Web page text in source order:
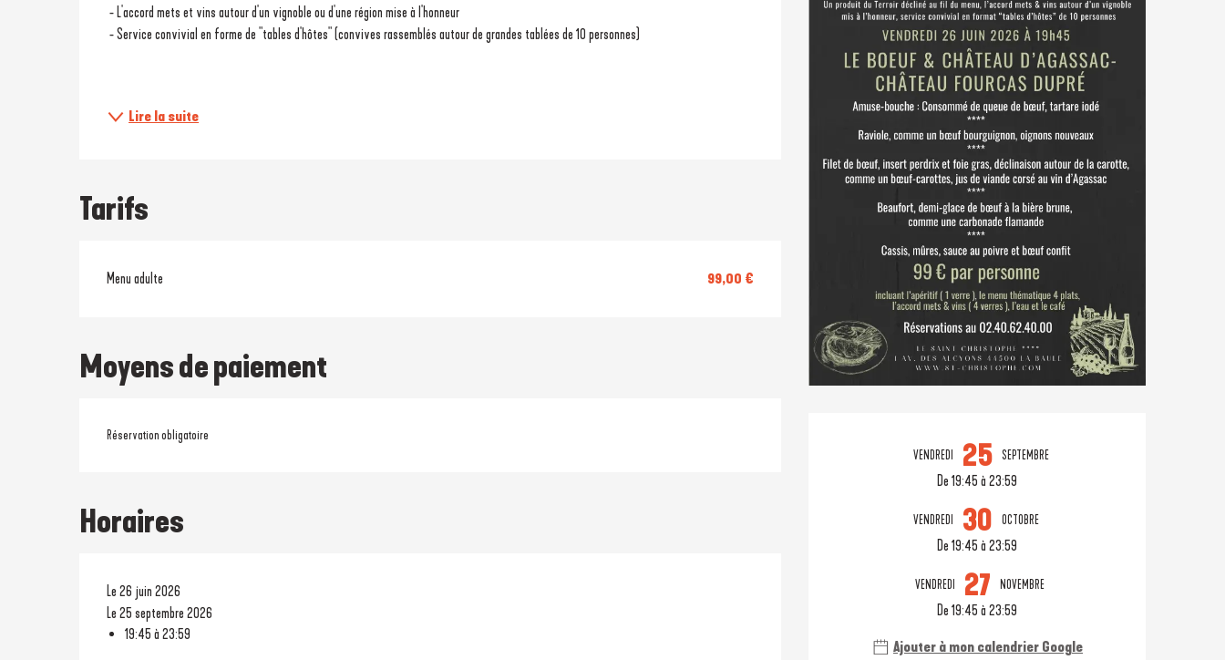
Ouverture et
VENDREDI 25 SEPTEMBRE
De 19:45 à 23:59
VENDREDI 30 OCTOBRE
De 19:45 à 23:59
VENDREDI 27 NOVEMBRE
De 19:45 à 23:59
Ajouter à mon calendrier Google
- L'accord mets et vins autour d'un vignoble ou d'une région mise à l'honneur
- Service convivial en forme de "tables d'hôtes" (convives rassemblés autour de grandes tablées de 10 personnes)
Lire la suite
Tarifs
Menu adulte 99,00 €
Moyens de paiement
Réservation obligatoire
Horaires
Le 26 juin 2026
Le 25 septembre 2026
19:45 à 23:59